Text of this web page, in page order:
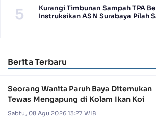
5
Kurangi Timbunan Sampah TPA
Instruksikan ASN Surabaya Pilah
Berita Terbaru
Seorang Wanita Paruh Baya Ditemukan
Tewas Mengapung di Kolam Ikan Koi
Sabtu, 08 Agu 2026 13:27 WIB